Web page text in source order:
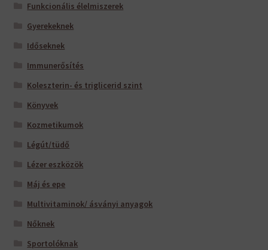
Funkcionális élelmiszerek
Gyerekeknek
Időseknek
Immunerősítés
Koleszterin- és triglicerid szint
Könyvek
Kozmetikumok
Légút/tüdő
Lézer eszközök
Máj és epe
Multivitaminok/ ásványi anyagok
Nőknek
Sportolóknak